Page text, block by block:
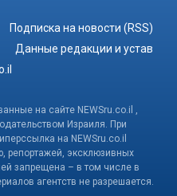
Подписка на новости (RSS)
Данные редакции и устав
на сайте NEWSru.co.il ,
Израиля. При
на NEWSru.co.il
репортажей, эксклюзивных
запрещена – в том числе в
агентств не разрешается.